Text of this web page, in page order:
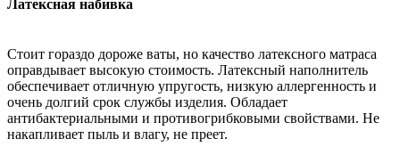
Латексная набивка
Стоит гораздо дороже ваты, но качество латексного матраса
оправдывает высокую стоимость. Латексный наполнитель
обеспечивает отличную упругость, низкую аллергенность и
очень долгий срок службы изделия. Обладает
антибактериальными и противогрибковыми свойствами. Не
накапливает пыль и влагу, не преет.